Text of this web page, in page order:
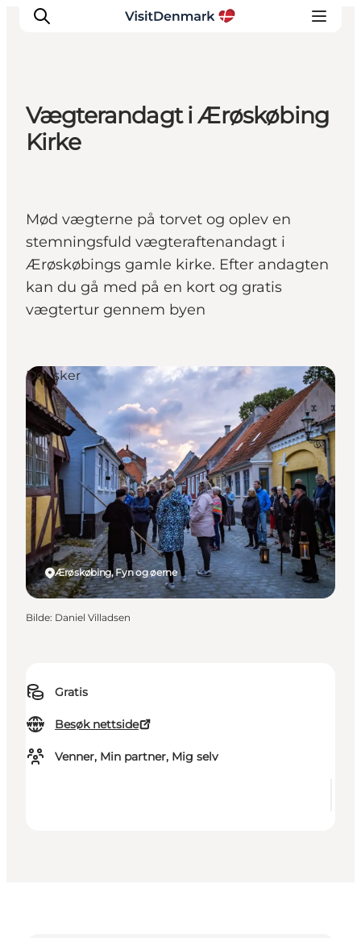
Inspirasjon
Planlegg reisen
Vægterandagt i Ærøskøbing
Kirke
Mød vægterne på torvet og oplev en
stemningsfuld vægteraftenandagt i
Ærøskøbings gamle kirke. Efter andagten
kan du gå med på en kort og gratis
vægtertur gennem byen
Gratis
Besøk nettside
Venner, Min partner, Mig selv
Ærøskøbing, Fyn og øerne
Det sker
Bilde: Daniel Villadsen